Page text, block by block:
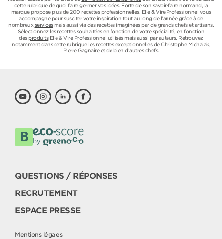
cette rubrique de quoi faire germer vos idées. Forte de son savoir-faire normand, la
marque propose plus de 200 recettes professionnelles. Elle & Vire Professionnel vous
accompagne pour susciter votre inspiration tout au long de l’année grâce à de
nombreuxservicesmais aussi via des recettes imaginées par de grands chefs et artisans.
Sélectionnez les recettes souhaitées en fonction de votre spécialité, en fonction
des produitsElle & Vire Professionnel utilisés mais aussi par auteurs. Retrouvez
notamment dans cette rubrique les recettes exceptionnelles de Christophe Michalak,
Pierre Gagnaire et de bien d’autres chefs.
QUESTIONS / RÉPONSES
RECRUTEMENT
ESPACE PRESSE
Mentions légales